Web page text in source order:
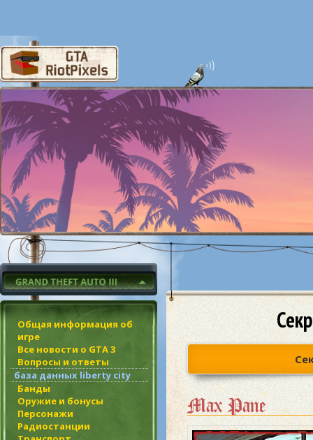
Общая информация об
игре
Все новости о GTA 3
Вопросы и ответы
база данных liberty city
Банды
Оружие и бонусы
Персонажи
Радиостанции
Max Pane